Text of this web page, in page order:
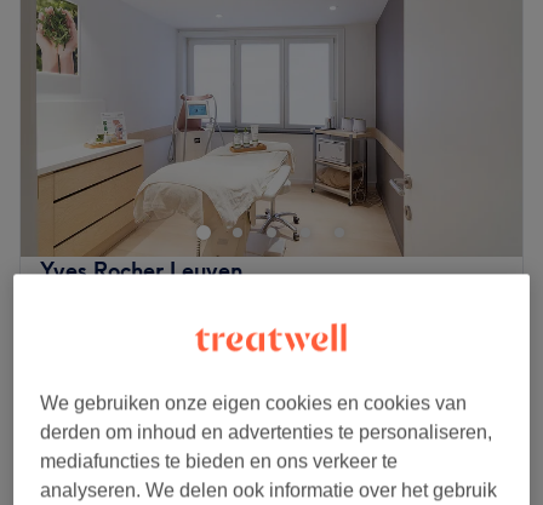
Yves Rocher Leuven
Leuven Centrum, Leuven
Laat zien op de kaart
Handverzorging - 30 minuten
30 min - 45 min
vanaf €32
Kort overzicht salongegevens
We gebruiken onze eigen cookies en cookies van
derden om inhoud en advertenties te personaliseren,
mediafuncties te bieden en ons verkeer te
analyseren. We delen ook informatie over het gebruik